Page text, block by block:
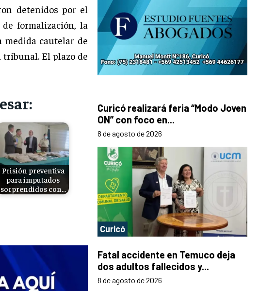
detenidos por el
formalización, la
medida cautelar de
tribunal. El plazo de
Prisión preventiva
para imputados
sorprendidos con…
Curicó realizará feria “Modo Joven
ON” con foco en...
8 de agosto de 2026
Curicó
Fatal accidente en Temuco deja
dos adultos fallecidos y...
8 de agosto de 2026